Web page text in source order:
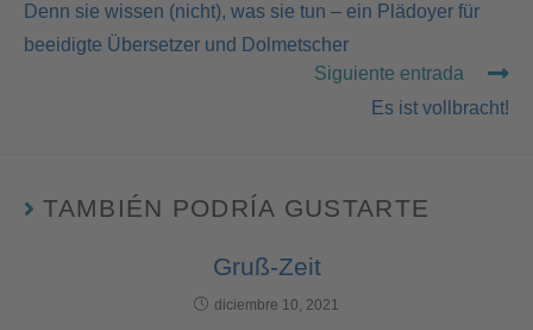
Denn sie wissen (nicht), was sie tun – ein Plädoyer für
beeidigte Übersetzer und Dolmetscher
Siguiente entrada
Es ist vollbracht!
TAMBIÉN PODRÍA GUSTARTE
Gruß-Zeit
diciembre 10, 2021